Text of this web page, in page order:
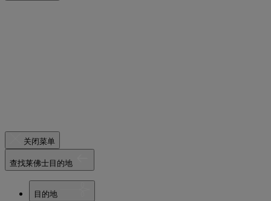
关闭菜单
查找莱佛士目的地
目的地